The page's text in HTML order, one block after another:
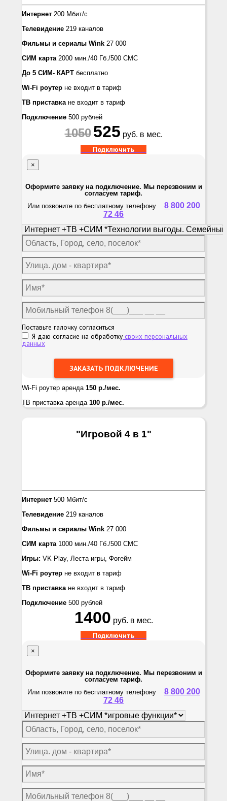
Интернет 200 Мбит/с
Телевидение 219 каналов
Фильмы и сериалы Wink 27 000
СИМ карта 2000 мин./40 Гб./500 СМС
До 5 СИМ- КАРТ бесплатно
Wi-Fi роутер не входит в тариф
ТВ приставкане входит в тариф
Подключение 500 рублей
1050 525 руб. в мес.
Подключить
×
Оформите заявку на подключение. Мы перезвоним и
согласуем тариф.
Или позвоните по бесплатному телефону 8 800 200
72 46
Поставьте галочку согласиться
Я даю согласие на обработку своих персональных
данных
Wi-Fi роутер аренда 150 р./мес.
ТВ приставка аренда 100 р./мес.
"Игровой 4 в 1"
Интернет 500 Мбит/с
Телевидение 219 каналов
Фильмы и сериалы Wink 27 000
СИМ карта 1000 мин./40 Гб./500 СМС
Игры: VK Play, Леста игры, Фогейм
Wi-Fi роутер не входит в тариф
ТВ приставкане входит в тариф
Подключение 500 рублей
1400 руб. в мес.
Подключить
×
Оформите заявку на подключение. Мы перезвоним и
согласуем тариф.
Или позвоните по бесплатному телефону 8 800 200
72 46